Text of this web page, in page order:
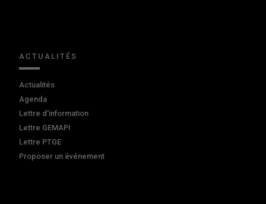
ACTUALITÉS
Actualités
Agenda
Lettre d'information
Lettre GEMAPI
Lettre PTGE
Proposer un événement